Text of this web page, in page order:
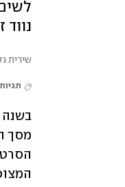
שירית
תגיות